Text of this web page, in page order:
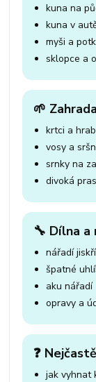
kuna na
kuna v
myši a
sklopce a
🌱 Zahrada
krtci a
vosy a
srnky na
divoká
🔧 Dílna a
nářadí jiskří
špatné
aku nářadí
opravy a
❓
jak vyhnat